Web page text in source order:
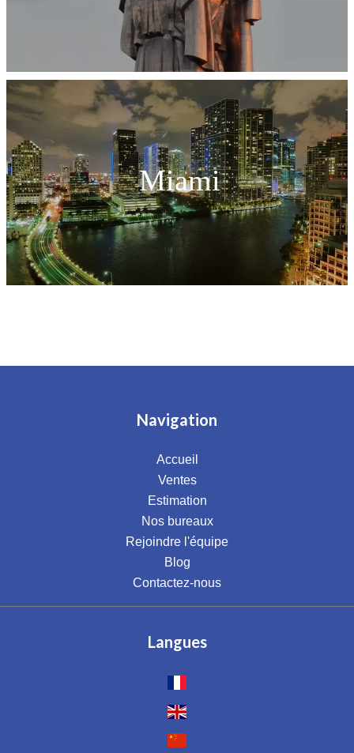
Miami
Navigation
Accueil
Ventes
Estimation
Nos bureaux
Rejoindre l'équipe
Blog
Contactez-nous
Langues